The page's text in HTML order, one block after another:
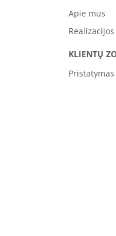
Apie mus
Realizacijos
KLIENTŲ
Pristatymas